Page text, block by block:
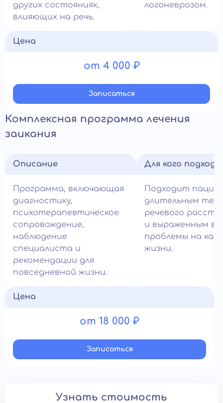
других состояниях,
влияющих на речь.
логоневрозом.
Цена
от 4 000 ₽
Записатьcя
Комплексная программа лечения
заикания
Описание
Программа, включающая
диагностику,
психотерапевтическое
сопровождение,
наблюдение
специалиста и
рекомендации для
повседневной жизни.
Для кого
Подходит
длительным
речевого
и выраженным
проблемы на
жизни.
Цена
от 18 000 ₽
Записатьcя
Узнать стоимость